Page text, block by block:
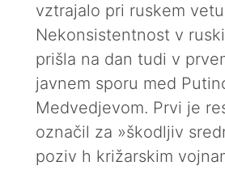
vztrajalo pri ruskem
Nekonsistentnost v
prišla na dan tudi v
javnem sporu med
Medvedjevom. Prvi je
označil za »škodljiv
poziv h križarskim